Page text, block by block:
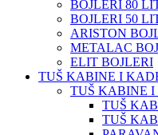
BOJLERI 80
BOJLERI 50
ARISTON
METALAC
ELIT BOJLERI
TUŠ KABINE I
TUŠ KABINE I
TUŠ
TUŠ